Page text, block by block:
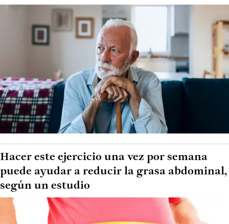
Hacer este ejercicio una vez por semana
puede ayudar a reducir la grasa abdominal,
según un estudio